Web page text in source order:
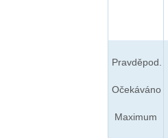
Pravděpod.
Očekáváno
Maximum